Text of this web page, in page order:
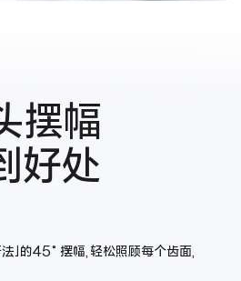
摆幅
好处
」的45°摆幅,轻松照顾每个齿面,